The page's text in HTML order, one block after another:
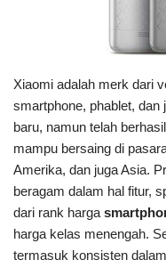
Xiaomi adalah merk dari
smartphone, phablet, dan
baru, namun telah
mampu bersaing di
Amerika, dan juga Asia.
beragam dalam hal fitur,
dari rank harga
harga kelas menengah.
termasuk konsisten